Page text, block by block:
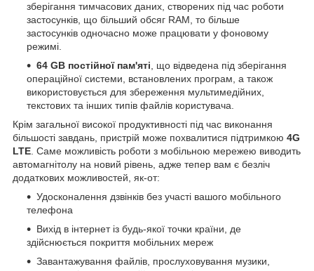
зберігання тимчасових даних, створених під час роботи
застосунків, що більший обсяг RAM, то більше
застосунків одночасно може працювати у фоновому
режимі.
64 GB постійної пам'яті, що відведена під зберігання
операційної системи, встановлених програм, а також
використовується для збереження мультимедійних,
текстових та інших типів файлів користувача.
Крім загальної високої продуктивності під час виконання
більшості завдань, пристрій може похвалитися підтримкою 4G
LTE. Саме можливість роботи з мобільною мережею виводить
автомагнітолу на новий рівень, адже тепер вам є безліч
додаткових можливостей, як-от:
Удосконалення дзвінків без участі вашого мобільного
телефона
Вихід в інтернет із будь-якої точки країни, де
здійснюється покриття мобільних мереж
Завантажування файлів, прослуховування музики,